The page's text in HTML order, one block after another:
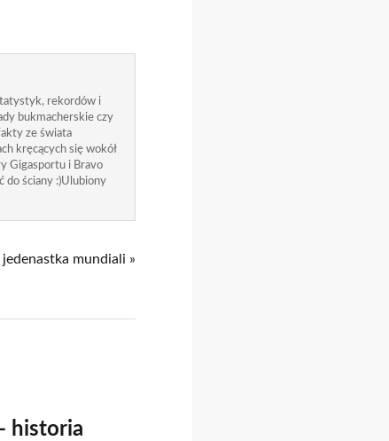
rekordów i
bukmacherskie czy
ze świata
kręcących się wokół
Gigasportu i Bravo
do ściany :)Ulubiony
jedenastka mundiali »
historia